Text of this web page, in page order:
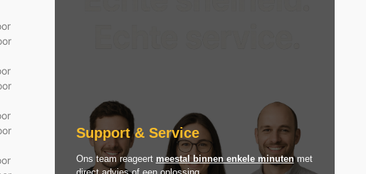
Support & Service
Ons team reageert meestal binnen enkele minutenmet